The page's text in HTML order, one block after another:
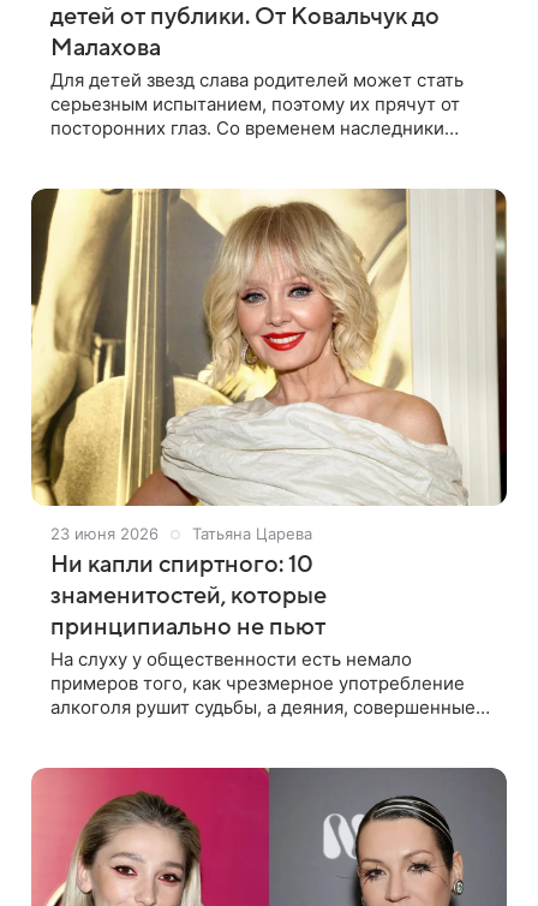
детей от публики. От Ковальчук до
Малахова
Для детей звезд слава родителей может стать
серьезным испытанием, поэтому их прячут от
посторонних глаз. Со временем наследники
23 июня 2026 Татьяна Царева
Ни капли спиртного: 10
знаменитостей, которые
принципиально не пьют
На слуху у общественности есть немало
примеров того, как чрезмерное употребление
алкоголя рушит судьбы, а деяния, совершенные